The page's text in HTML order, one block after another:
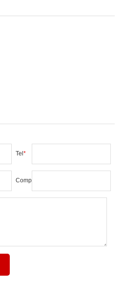
Tel *
Company